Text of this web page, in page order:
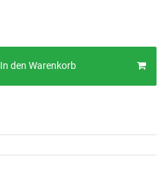
In den Warenkorb